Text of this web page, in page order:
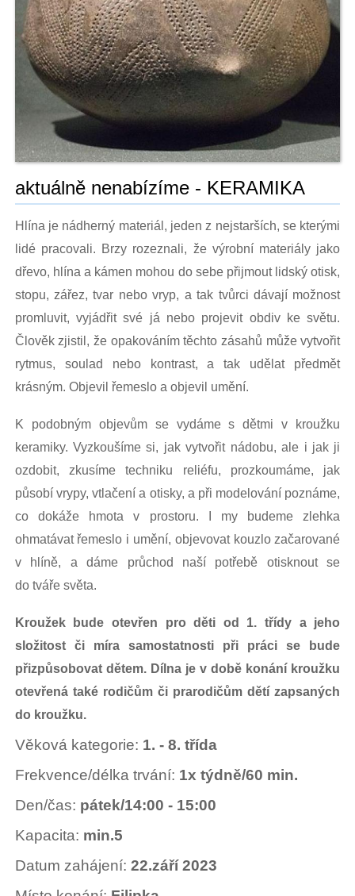
aktuálně nenabízíme - KERAMIKA
Hlína je nádherný materiál, jeden z nejstarších, se kterými
lidé pracovali. Brzy rozeznali, že výrobní materiály jako
dřevo, hlína a kámen mohou do sebe přijmout lidský otisk,
stopu, zářez, tvar nebo vryp, a tak tvůrci dávají možnost
promluvit, vyjádřit své já nebo projevit obdiv ke světu.
Člověk zjistil, že opakováním těchto zásahů může vytvořit
rytmus, soulad nebo kontrast, a tak udělat předmět
krásným. Objevil řemeslo a objevil umění.
K podobným objevům se vydáme s dětmi v kroužku
keramiky. Vyzkoušíme si, jak vytvořit nádobu, ale i jak ji
ozdobit, zkusíme techniku reliéfu, prozkoumáme, jak
působí vrypy, vtlačení a otisky, a při modelování poznáme,
co dokáže hmota v prostoru. I my budeme zlehka
ohmatávat řemeslo i umění, objevovat kouzlo začarované
v hlíně, a dáme průchod naší potřebě otisknout se
do tváře světa.
Kroužek bude otevřen pro děti od 1. třídy a jeho
složitost či míra samostatnosti při práci se bude
přizpůsobovat dětem. Dílna je v době konání kroužku
otevřená také rodičům či prarodičům dětí zapsaných
do kroužku.
Věková kategorie: 1. - 8. třída
Frekvence/délka trvání: 1x týdně/60 min.
Den/čas: pátek/14:00 - 15:00
Kapacita: min.5
Datum zahájení: 22.září 2023